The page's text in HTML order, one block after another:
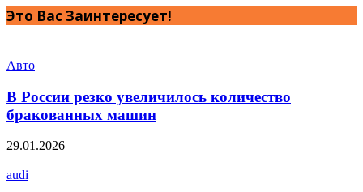
Это Вас Заинтересует!
Авто
В России резко увеличилось количество
бракованных машин
29.01.2026
audi